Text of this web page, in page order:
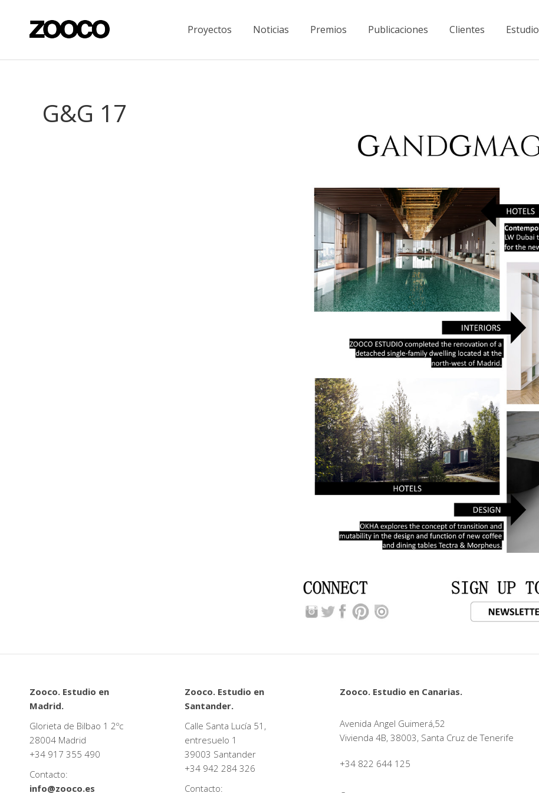
Proyectos Noticias Premios Publicaciones Clientes Estudio
G&G 17
Zooco. Estudio en
Madrid.
Glorieta de Bilbao 1 2ºc
28004 Madrid
+34 917 355 490
Contacto:
info@zooco.es
Zooco. Estudio en
Santander.
Calle Santa Lucía 51,
entresuelo 1
39003 Santander
+34 942 284 326
Contacto:
Zooco. Estudio en Canarias.
Avenida Angel Guimerá,52
Vivienda 4B, 38003, Santa Cruz de Tenerife
+34 822 644 125